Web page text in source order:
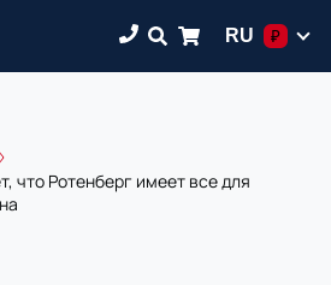
RU ₽
что Ротенберг имеет все для